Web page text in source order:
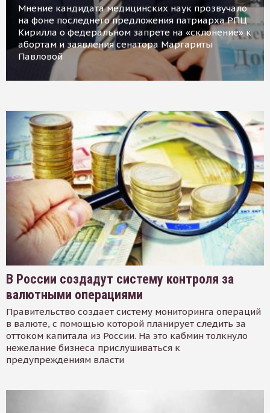
Мнение кандидата медицинских наук прозвучало
на фоне последнего предложения патриарха РПЦ
Кирилла о федеральном запрете на «склонение» к
абортам и заявления сенатора Маргариты
Павловой
В России создадут систему контроля за
валютными операциями
Правительство создает систему мониторинга операций
в валюте, с помощью которой планирует следить за
оттоком капитала из России. На это кабмин толкнуло
нежелание бизнеса прислушиваться к
предупреждениям власти